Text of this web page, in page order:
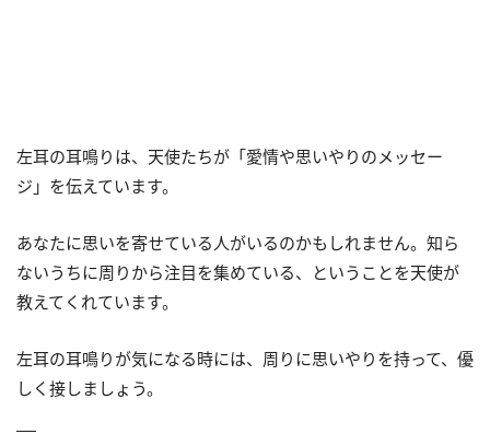
左耳の耳鳴りは、天使たちが「愛情や思いやりのメッセー
ジ」を伝えています。
あなたに思いを寄せている人がいるのかもしれません。知ら
ないうちに周りから注目を集めている、ということを天使が
教えてくれています。
左耳の耳鳴りが気になる時には、周りに思いやりを持って、優
しく接しましょう。